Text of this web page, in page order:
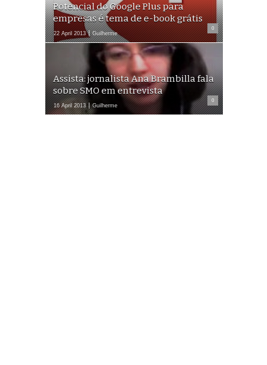
Potencial do Google Plus para
empresas é tema de e-book grátis
22 April 2013 Guilherme
0
Assista: jornalista Ana Brambilla fala
sobre SMO em entrevista
16 April 2013 Guilherme
0